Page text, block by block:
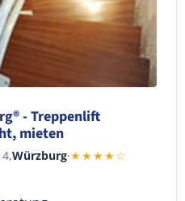
- Treppenlift
mieten
Würzburg·★★★★☆